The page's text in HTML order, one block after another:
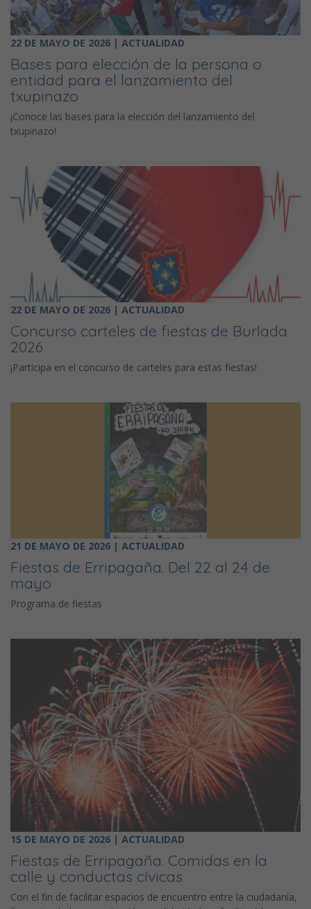
22 DE MAYO DE 2026 | ACTUALIDAD
Bases para elección de la persona o
entidad para el lanzamiento del
txupinazo
¡Conoce las bases para la elección del lanzamiento del
txupinazo!
22 DE MAYO DE 2026 | ACTUALIDAD
Concurso carteles de fiestas de Burlada
2026
¡Participa en el concurso de carteles para estas fiestas!
21 DE MAYO DE 2026 | ACTUALIDAD
Fiestas de Erripagaña. Del 22 al 24 de
mayo
Programa de fiestas
15 DE MAYO DE 2026 | ACTUALIDAD
Fiestas de Erripagaña. Comidas en la
calle y conductas cívicas
Con el fin de facilitar espacios de encuentro entre la ciudadanía,